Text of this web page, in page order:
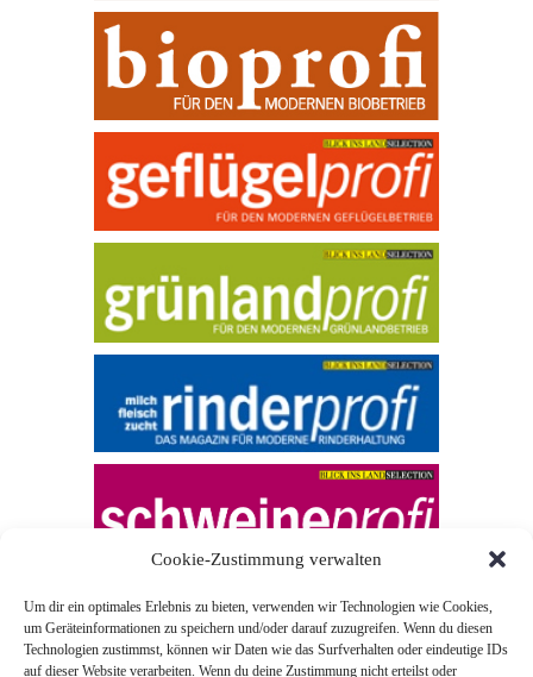
Cookie-Zustimmung verwalten
Um dir ein optimales Erlebnis zu bieten, verwenden wir Technologien wie Cookies,
um Geräteinformationen zu speichern und/oder darauf zuzugreifen. Wenn du diesen
Technologien zustimmst, können wir Daten wie das Surfverhalten oder eindeutige IDs
auf dieser Website verarbeiten. Wenn du deine Zustimmung nicht erteilst oder